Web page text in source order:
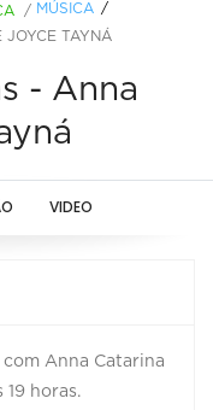
/ MÚSICA
JOYCE TAYNÁ
- Anna
VIDEO
Anna Catarina
19 horas.